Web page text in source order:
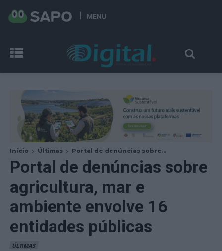
MENU
Início Últimas Portal de denúncias sobre...
Portal de denúncias sobre
agricultura, mar e
ambiente envolve 16
entidades públicas
ÚLTIMAS